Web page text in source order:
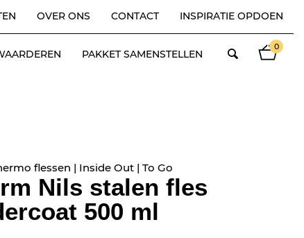
OVER ONS CONTACT INSPIRATIE OPDOEN
PAKKET SAMENSTELLEN
0
flessen | Inside Out | To Go
Nils stalen fles
500 ml